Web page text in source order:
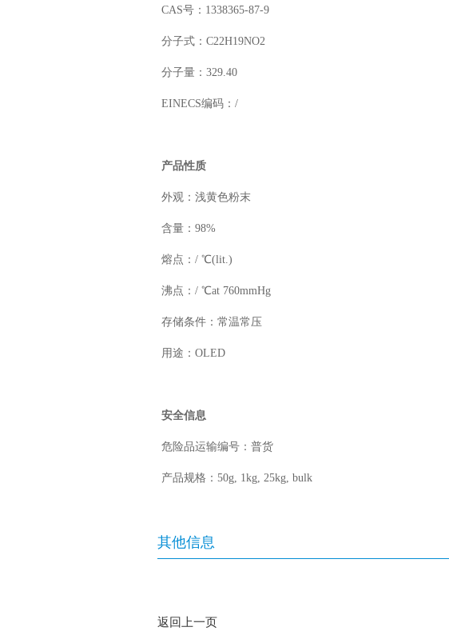
CAS号：1338365-87-9
分子式：C22H19NO2
分子量：329.40
EINECS编码：/
产品性质
外观：浅黄色粉末
含量：98%
熔点：/ ℃(lit.)
沸点：/ ℃at 760mmHg
存储条件：常温常压
用途：OLED
安全信息
危险品运输编号：普货
产品规格：50g, 1kg, 25kg, bulk
其他信息
返回上一页